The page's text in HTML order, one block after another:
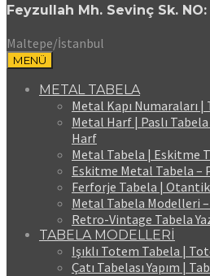
Feyzullah Mh. Sevinç Sk. NO:
Maltepe/İstanbul
MENÜ
METAL TABELA
Metal Kapı Numaraları
Metal Harf | Paslı
Harf
Metal Tabela | Eskitme
Eskitme Metal Tabela –
Ferforje Tabela |
Metal Tabela Modelleri
Retro-Vintage Tabela
TABELA MODELLERİ
Işıklı Totem Tabela |
Çatı Tabelası Yapım |